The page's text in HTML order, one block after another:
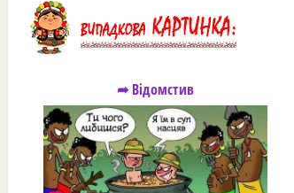
➦ Відомстив